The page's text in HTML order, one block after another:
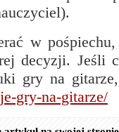
w
decyzji. Jeśli
gry na
gry-na-gitarze/